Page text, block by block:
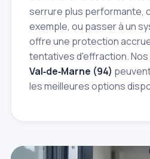
serrure plus performante,
exemple, ou passer à un
offre une protection
tentatives d'effraction.
Val‑de‑Marne (94)
les meilleures options